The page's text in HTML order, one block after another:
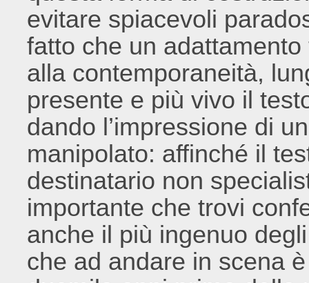
evitare spiacevoli
fatto che un
alla contemporaneità,
presente e più vivo il
dando l’impressione di
manipolato: affinché il
destinatario non
importante che trovi
anche il più ingenuo
che ad andare in scena